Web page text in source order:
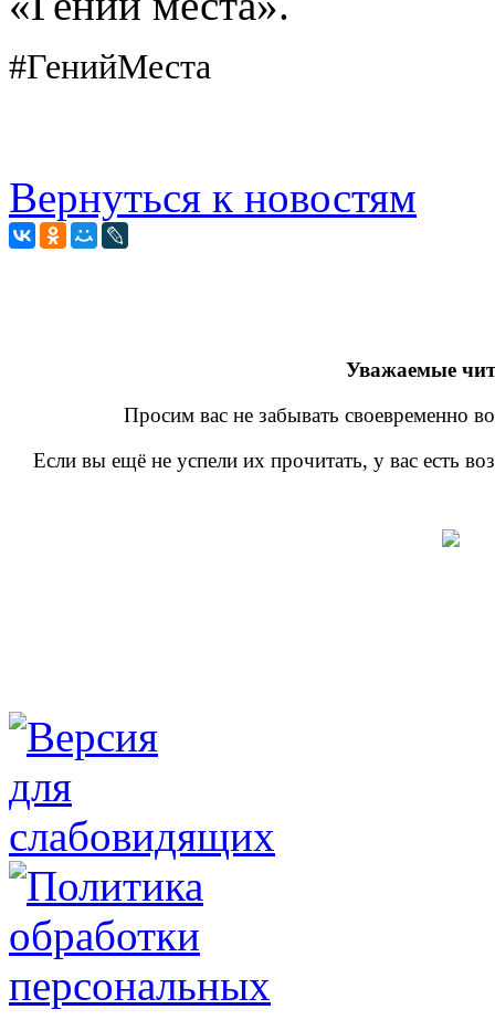
#ГенийМеста
Вернуться к новостям
Уважаемые
Просим вас не забывать своевременно
Если вы ещё не успели их прочитать, у вас есть